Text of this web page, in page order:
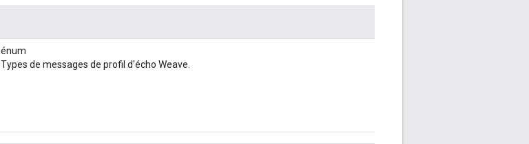
énum
Types de messages de profil d'écho Weave.